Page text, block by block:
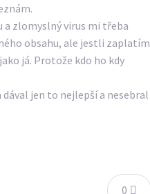
a zlomyslný virus mi třeba
obsahu, ale jestli zaplatím
já. Protože kdo ho kdy
jen to nejlepší a nesebral
0